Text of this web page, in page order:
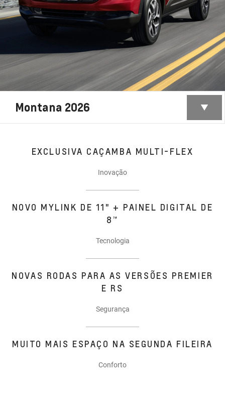
Montana 2026
EXCLUSIVA CAÇAMBA MULTI-FLEX
Inovação
NOVO MYLINK DE 11" + PAINEL DIGITAL DE
8”​
Tecnologia
NOVAS RODAS PARA AS VERSÕES PREMIER
E RS
Segurança
MUITO MAIS ESPAÇO NA SEGUNDA FILEIRA
Conforto